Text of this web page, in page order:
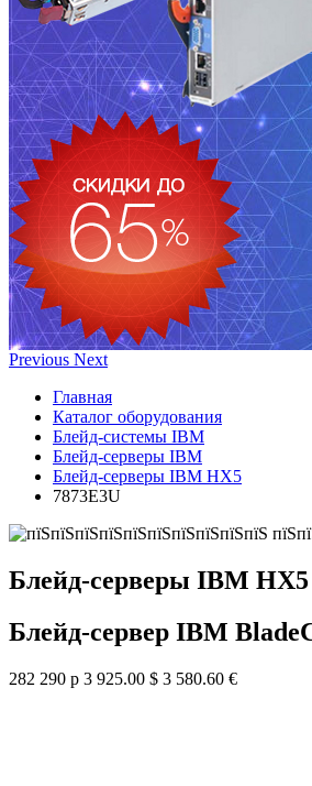
Previous Next
Главная
Каталог оборудования
Блейд-системы IBM
Блейд-серверы IBM
Блейд-серверы IBM HX5
7873E3U
Блейд-серверы IBM HX5
Блейд-сервер IBM
282 290 р 3 925.00 $ 3 580.60 €